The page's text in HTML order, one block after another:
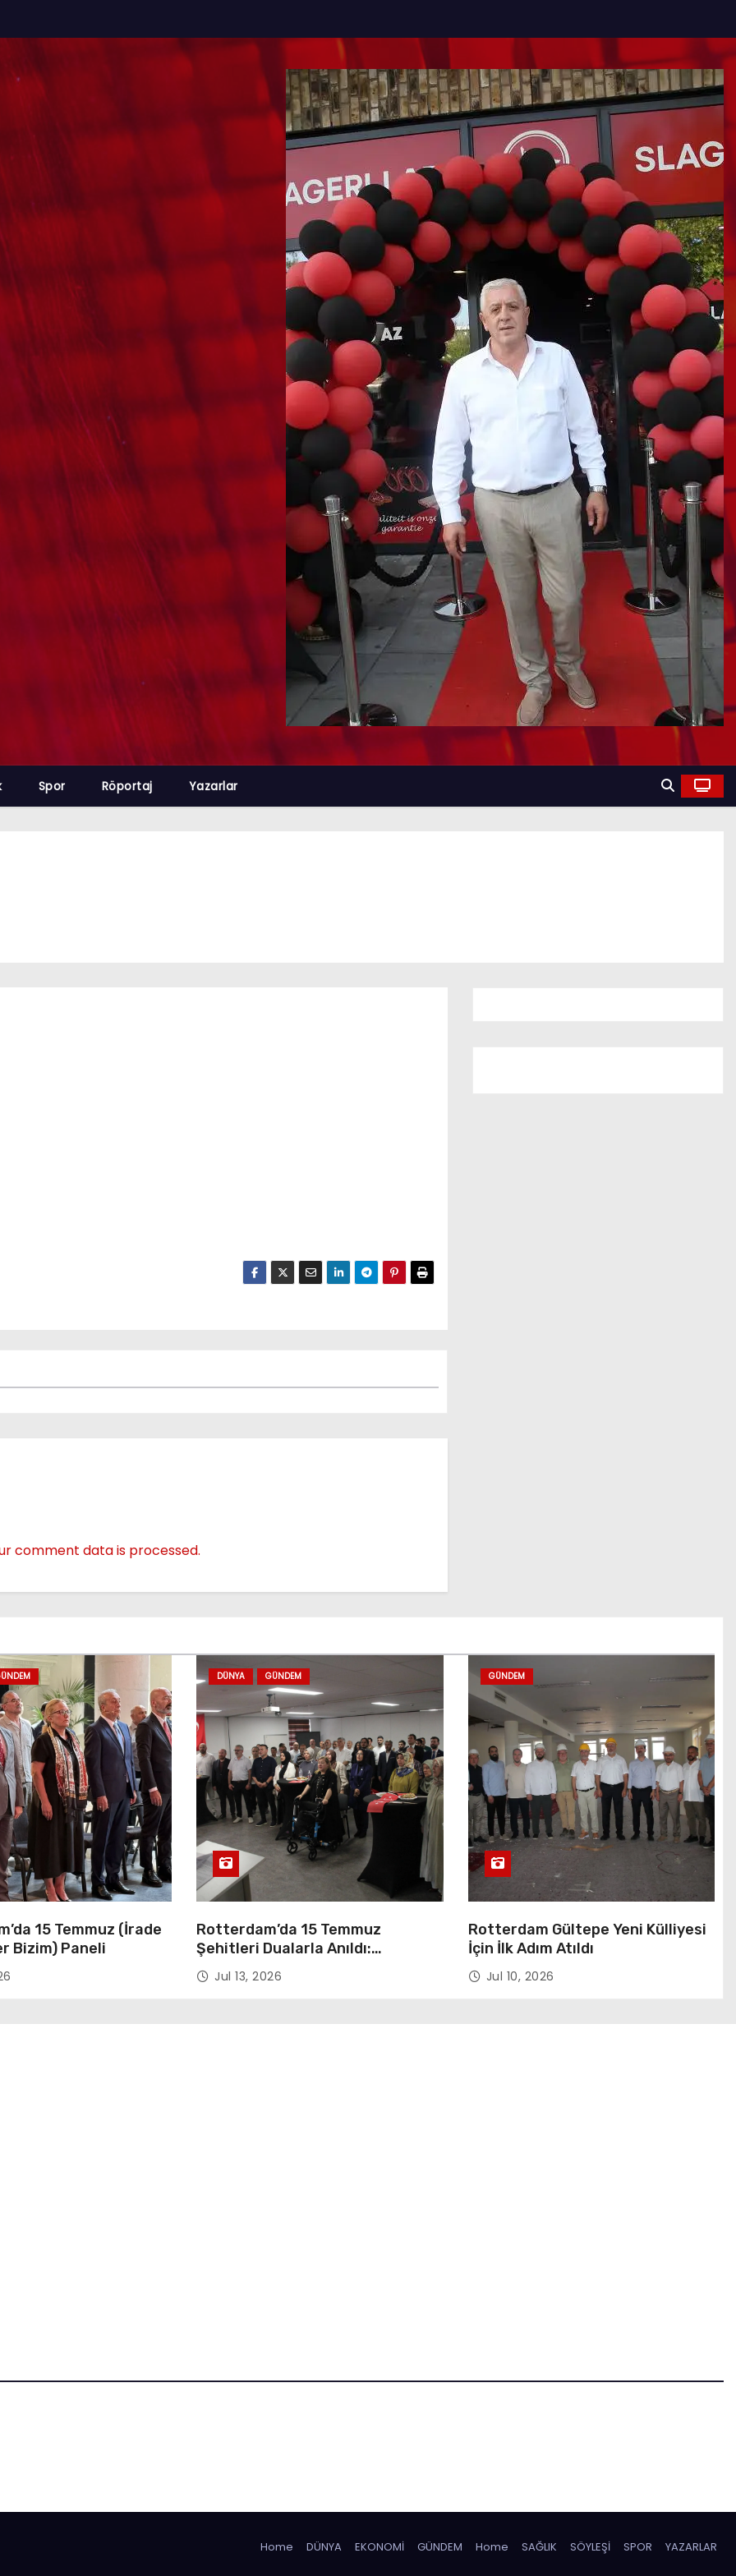
Spor Röportaj Yazarlar
comment data is processed.
15 Temmuz (İrade
Bizim) Paneli
DÜNYA GÜNDEM
Rotterdam’da 15 Temmuz
Şehitleri Dualarla Anıldı:
“Demokrasiye Sahip Çıkmanın
Sembolü”
Jul 13, 2026
GÜNDEM
Rotterdam Gültepe Yeni Külliyesi
İçin İlk Adım Atıldı
Jul 10, 2026
Home DÜNYA EKONOMİ GÜNDEM Home SAĞLIK SÖYLEŞİ SPOR YAZARLAR